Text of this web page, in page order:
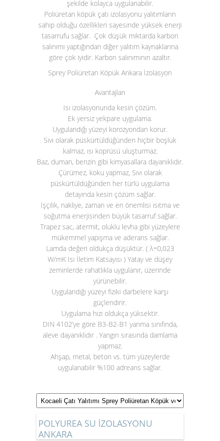
şekilde kolayca uygulanabilir.
Poliüretan köpük çatı izolasyonu yalıtımların
sahip olduğu özellikleri sayesinde yüksek enerji
tasarrufu sağlar. Çok düşük miktarda karbon
salınımı yaptığından diğer yalıtım kaynaklarına
göre çok iyidir. Karbon salınımının azaltır.
Sprey Poliüretan Köpük Ankara İzolasyon
Avantajları
Isı izolasyonunda kesin çözüm.
Ek yersiz yekpare uygulama.
Uygulandığı yüzeyi korozyondan korur.
Sıvı olarak püskürtüldüğünden hiçbir boşluk
kalmaz, ısı koprüsü uluşturmaz.
Baz, duman, benzin gibi kimyasallara dayanıklıdır.
Çürümez, koku yapmaz, Sıvı olarak
püskürtüldüğünden her türlü uygulama
detayında kesin çözüm sağlar.
İşçilik, nakliye, zaman ve en önemlisi ısıtma ve
soğutma enerjisinden büyük tasarruf sağlar.
Trapez sac, atermit, oluklu levha gibi yüzeylere
mükemmel yapışma ve aderans sağlar.
Lamda değeri oldukça düşüktür. ( λ=0,023
W/mK Isı İletim Katsayısı ) Yatay ve düşey
zeminlerde rahatlıkla uygulanır, üzerinde
yürünebilir.
Uygulandığı yüzeyi fiziki darbelere karşı
güçlendirir.
Uygulama hızı oldukça yüksektir.
DIN 4102’ye göre B3-B2-B1 yanma sınıfında,
aleve dayanıklıdır . Yangın sırasında damlama
yapmaz.
Ahşap, metal, beton vs. tüm yüzeylerde
uygulanabilir %100 adreans sağlar.
POLYUREA SU İZOLASYONU
ANKARA